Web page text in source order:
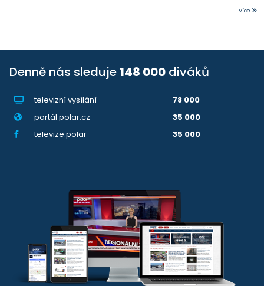
Více
Denně nás sleduje 148 000 diváků
televizní vysílání
78 000
portál polar.cz
35 000
televize.polar
35 000